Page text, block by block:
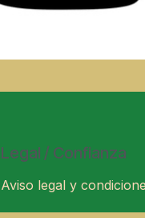
Legal / Confianza
Aviso legal y